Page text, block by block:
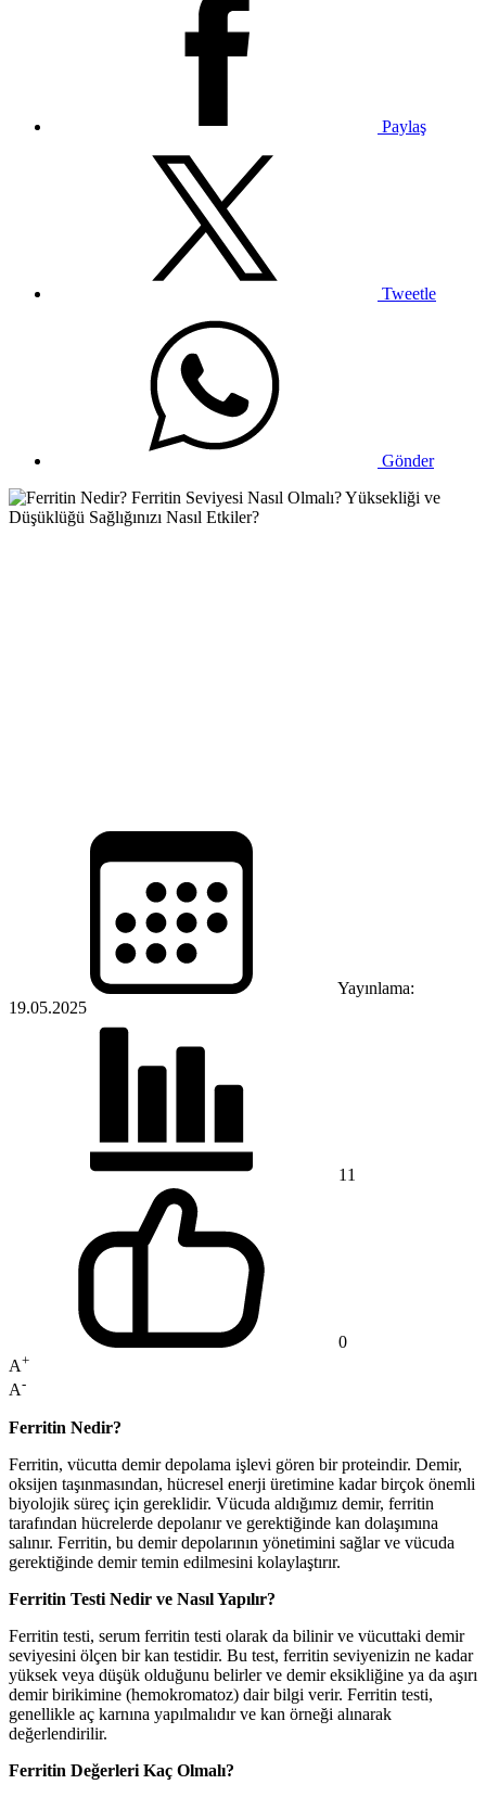
Paylaş
Tweetle
Gönder
Yayınlama:
19.05.2025
11
0
A+
A-
Ferritin Nedir?
Ferritin, vücutta demir depolama işlevi gören bir proteindir. Demir,
oksijen taşınmasından, hücresel enerji üretimine kadar birçok önemli
biyolojik süreç için gereklidir. Vücuda aldığımız demir, ferritin
tarafından hücrelerde depolanır ve gerektiğinde kan dolaşımına
salınır. Ferritin, bu demir depolarının yönetimini sağlar ve vücuda
gerektiğinde demir temin edilmesini kolaylaştırır.
Ferritin Testi Nedir ve Nasıl Yapılır?
Ferritin testi, serum ferritin testi olarak da bilinir ve vücuttaki demir
seviyesini ölçen bir kan testidir. Bu test, ferritin seviyenizin ne kadar
yüksek veya düşük olduğunu belirler ve demir eksikliğine ya da aşırı
demir birikimine (hemokromatoz) dair bilgi verir. Ferritin testi,
genellikle aç karnına yapılmalıdır ve kan örneği alınarak
değerlendirilir.
Ferritin Değerleri Kaç Olmalı?